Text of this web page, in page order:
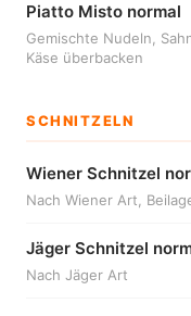
Piatto Misto normal
Gemischte Nudeln,
Käse überbacken
SCHNITZELN
Wiener Schnitzel
Nach Wiener Art,
Jäger Schnitzel
Nach Jäger Art